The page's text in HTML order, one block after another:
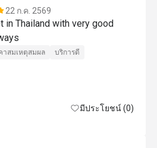
22 ก.ค. 2569
in Thailand with very good
าสมเหตุสมผล บริการดี
มีประโยชน์ (0)